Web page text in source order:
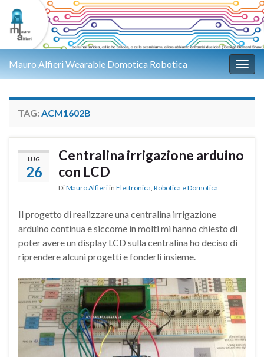
Mauro Alfieri Wearable Domotica Robotica
TAG: ACM1602B
LUG
26
Centralina irrigazione arduino
con LCD
DiMauro Alfieri in Elettronica, Robotica e Domotica
Il progetto di realizzare una centralina irrigazione
arduino continua e siccome in molti mi hanno chiesto di
poter avere un display LCD sulla centralina ho deciso di
riprendere alcuni progetti e fonderli insieme.